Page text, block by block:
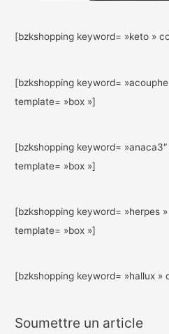
[bzkshopping keyword= »keto »
[bzkshopping keyword=
template= »box »]
[bzkshopping keyword= »anaca3″
template= »box »]
[bzkshopping keyword= »herpes »
template= »box »]
[bzkshopping keyword= »hallux »
Soumettre un article